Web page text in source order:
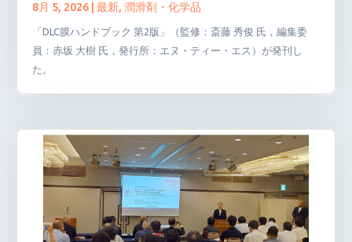
8月 5, 2026 |最新,潤滑剤・化学品
「DLC膜ハンドブック 第2版」（監修：斎藤 秀俊 氏，編集委
員：赤坂 大樹 氏，発行所：エヌ・ティー・エス）が発刊し
た。